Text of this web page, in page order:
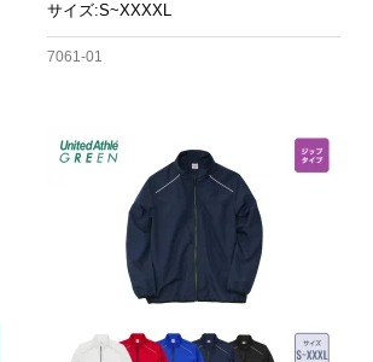
サイズ:S~XXXXL
7061-01
お買い物を続ける